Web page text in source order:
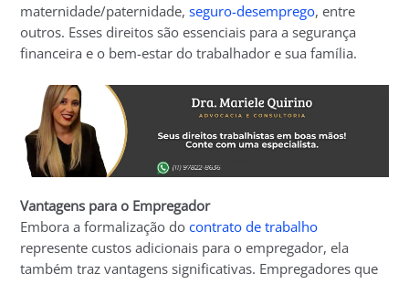
maternidade/paternidade,seguro-desemprego, entre
outros. Esses direitos são essenciais para a segurança
financeira e o bem-estar do trabalhador e sua família.
Vantagens para o Empregador
Embora a formalização docontrato de trabalho
represente custos adicionais para o empregador, ela
também traz vantagens significativas. Empregadores que